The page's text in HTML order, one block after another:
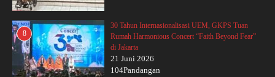
8
30 Tahun Internasionalisasi UEM, GKPS Tuan
Rumah Harmonious Concert “Faith Beyond Fear”
di Jakarta
21 Juni 2026
104Pandangan